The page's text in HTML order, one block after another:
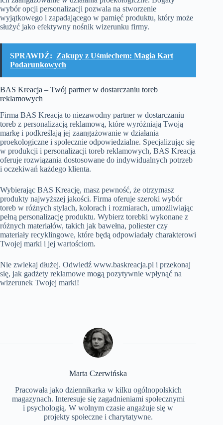
wybór opcji personalizacji pozwala na stworzenie
wyjątkowego i zapadającego w pamięć produktu, który może
służyć jako efektywny nośnik wizerunku firmy.
SPRAWDŹ: Zakupy z Uśmiechem: Magia Kart
Podarunkowych
BAS Kreacja – Twój partner w dostarczaniu toreb
reklamowych
Firma BAS Kreacja to niezawodny partner w dostarczaniu
toreb z personalizacją reklamową, które wyróżniają Twoją
markę i podkreślają jej zaangażowanie w działania
proekologiczne i społecznie odpowiedzialne. Specjalizując się
w produkcji i personalizacji toreb reklamowych, BAS Kreacja
oferuje rozwiązania dostosowane do indywidualnych potrzeb
i oczekiwań każdego klienta.
Wybierając BAS Kreację, masz pewność, że otrzymasz
produkty najwyższej jakości. Firma oferuje szeroki wybór
toreb w różnych stylach, kolorach i rozmiarach, umożliwiając
pełną personalizację produktu. Wybierz torebki wykonane z
różnych materiałów, takich jak bawełna, poliester czy
materiały recyklingowe, które będą odpowiadały charakterowi
Twojej marki i jej wartościom.
Nie zwlekaj dłużej. Odwiedź www.baskreacja.pl i przekonaj
się, jak gadżety reklamowe mogą pozytywnie wpłynąć na
wizerunek Twojej marki!
Marta Czerwińska
Pracowała jako dziennikarka w kilku ogólnopolskich
magazynach. Interesuje się zagadnieniami społecznymi
i psychologią. W wolnym czasie angażuje się w
projekty społeczne i charytatywne.